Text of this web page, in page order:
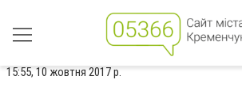
15:55, 10 жовтня 2017 р.